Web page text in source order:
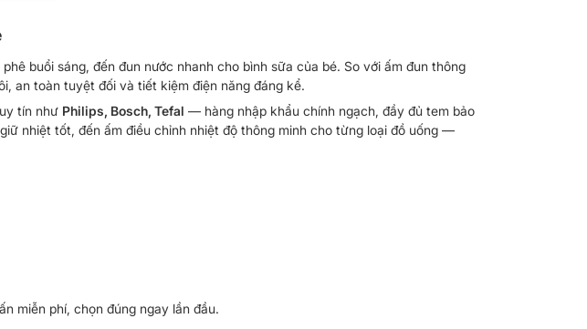
buổi sáng, đến đun nước nhanh cho bình sữa của bé. So với ấm đun thông
an toàn tuyệt đối và tiết kiệm điện năng đáng kể.
tín như Philips, Bosch, Tefal — hàng nhập khẩu chính ngạch, đầy đủ tem bảo
nhiệt tốt, đến ấm điều chỉnh nhiệt độ thông minh cho từng loại đồ uống —
miễn phí, chọn đúng ngay lần đầu.